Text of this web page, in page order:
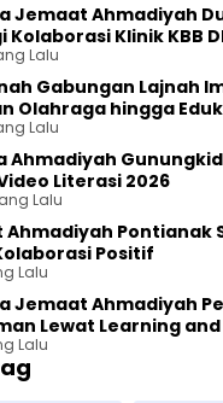
Jemaat Ahmadiyah
Klinik KBB
Lalu
Gabungan Lajnah
Olahraga hingga
Lalu
Ahmadiyah
Literasi 2026
Lalu
Pontianak
Positif
Lalu
Jemaat Ahmadiyah
Lewat Learning
Yogyakarta
Lalu